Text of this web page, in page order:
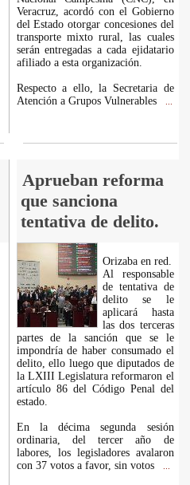
Veracruz, acordó con el Gobierno
del Estado otorgar concesiones del
transporte mixto rural, las cuales
serán entregadas a cada ejidatario
afiliado a esta organización.
Respecto a ello, la Secretaria de
Atención a Grupos Vulnerables
Aprueban reforma
que sanciona
tentativa de delito.
Orizaba en red.
Al responsable
de tentativa de
delito se le
aplicará hasta
las dos terceras
partes de la sanción que se le
impondría de haber consumado el
delito, ello luego que diputados de
la LXIII Legislatura reformaron el
artículo 86 del Código Penal del
estado.
En la décima segunda sesión
ordinaria, del tercer año de
labores, los legisladores avalaron
con 37 votos a favor, sin votos